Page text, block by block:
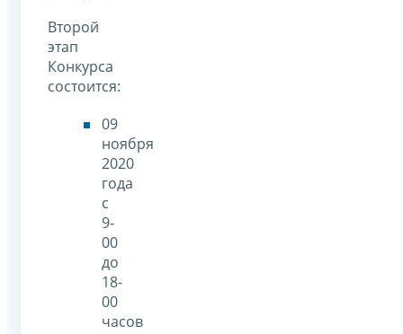
Второй
этап
Конкурса
состоится:
09
ноября
2020
года
с
9-
00
до
18-
00
часов